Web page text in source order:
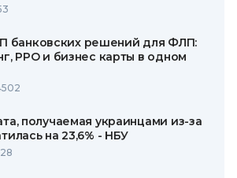
банковских решений для ФЛП:
РРО и бизнес карты в одном
получаемая украинцами из-за
на 23,6% - НБУ